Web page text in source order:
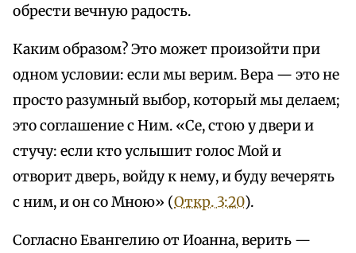
обрести вечную радость.
Каким образом? Это может произойти при
одном условии: если мы верим. Вера — это не
просто разумный выбор, который мы делаем;
это соглашение с Ним. «Се, стою у двери и
стучу: если кто услышит голос Мой и
отворит дверь, войду к нему, и буду вечерять
с ним, и он со Мною» (Откр. 3:20).
Согласно Евангелию от Иоанна, верить —